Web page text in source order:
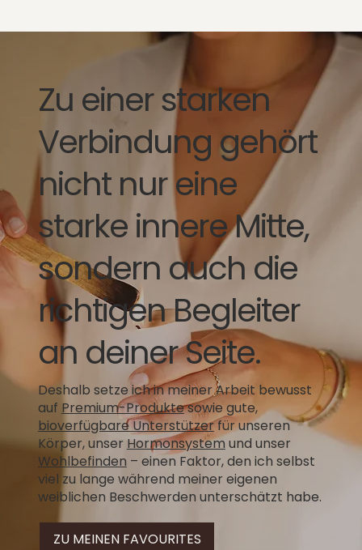
Zu einer starken
Verbindung gehört
nicht nur eine
starke innere Mitte,
sondern auch die
richtigen Begleiter
an deiner Seite.
Deshalb setze ich in meiner Arbeit bewusst
auf Premium-Produktesowie gute,
bioverfügbare Unterstützerfür unseren
Körper, unser Hormonsystem und unser
Wohlbefinden – einen Faktor, den ich selbst
viel zu lange während meiner eigenen
weiblichen Beschwerden unterschätzt habe.
ZU MEINEN FAVOURITES